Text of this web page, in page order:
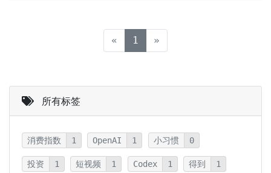
« 1 (current)
»
所有标签
消费指数 1 OpenAI 1 小习惯 0
投资 1 短视频 1 Codex 1 得到 1